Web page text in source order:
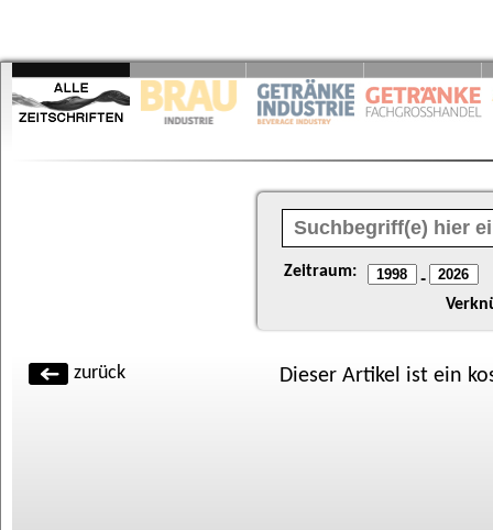
Zeitraum: -
zurück Dieser Artikel ist ein